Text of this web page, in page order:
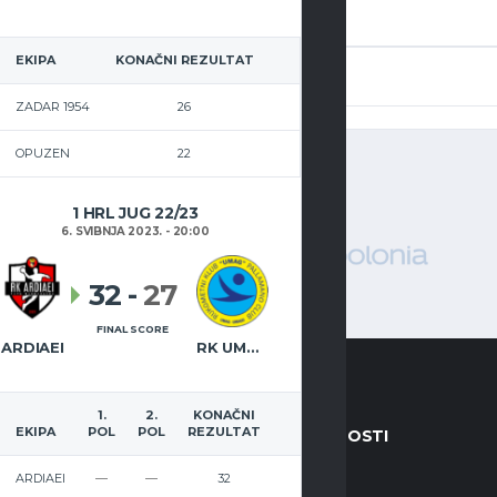
EKIPA KONAČNI REZULTAT
ZADAR 1954 26
OPUZEN 22
1 HRL JUG 22/23
6. SVIBNJA 2023. - 20:00
ARDIAEI RK UMAG
32 -27
FINAL SCORE
EKIPA
1.
POL
2.
POL
KONAČNI
REZULTAT
ARDIAEI — — 32
FORMALNOSTI